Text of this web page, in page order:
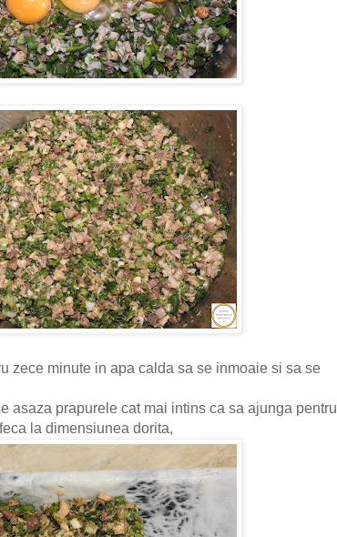
zece minute in apa calda sa se inmoaie si sa se
asaza prapurele cat mai intins ca sa ajunga pentru
la dimensiunea dorita,